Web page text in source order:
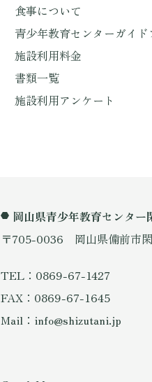
食事について
青少年教育センターガイド
施設利用料金
書類一覧
施設利用アンケート
岡山県青少年教育センター
〒705-0036 岡山県備前市
TEL：0869-67-1427
FAX：0869-67-1645
Mail：info@shizutani.jp